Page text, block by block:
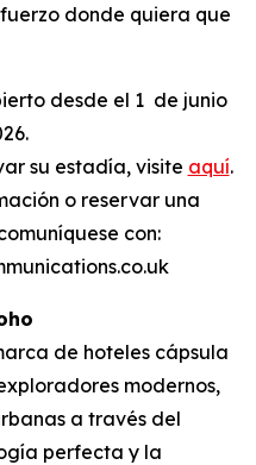
donde quiera que
desde el 1 de junio
su estadía, visite aquí.
o reservar una
con:
de hoteles cápsula
modernos,
a través del
perfecta y la